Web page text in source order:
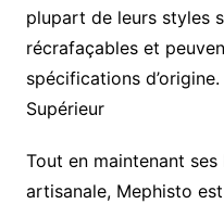
plupart de leurs styles
récrafaçables et
spécifications d’origine.
Supérieur
Tout en maintenant ses
artisanale, Mephisto